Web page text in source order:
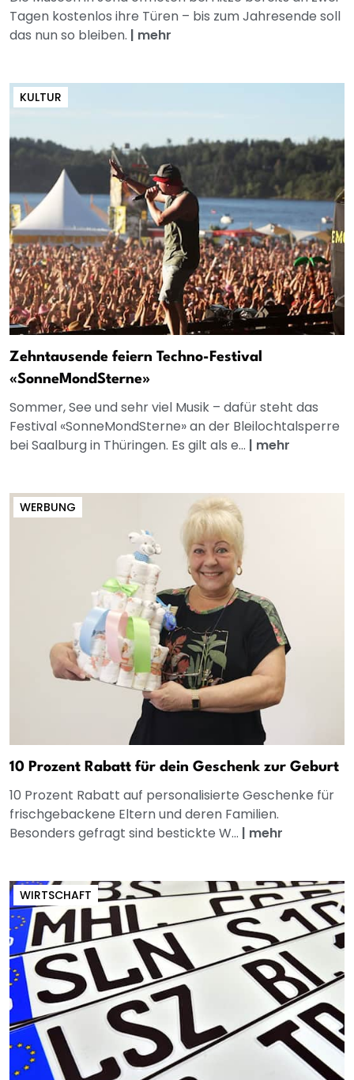
Tagen kostenlos ihre Türen – bis zum Jahresende soll
das nun so bleiben. | mehr
KULTUR
Zehntausende feiern Techno-Festival
«SonneMondSterne»
Sommer, See und sehr viel Musik – dafür steht das
Festival «SonneMondSterne» an der Bleilochtalsperre
bei Saalburg in Thüringen. Es gilt als e... | mehr
WERBUNG
10 Prozent Rabatt für dein Geschenk zur Geburt
10 Prozent Rabatt auf personalisierte Geschenke für
frischgebackene Eltern und deren Familien.
Besonders gefragt sind bestickte W... | mehr
WIRTSCHAFT